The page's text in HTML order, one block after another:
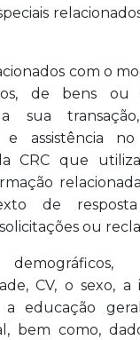
com o
de bens ou
a sua
e assistência
CRC que
de
ou
CV, o sexo, a
a educação
bem como,